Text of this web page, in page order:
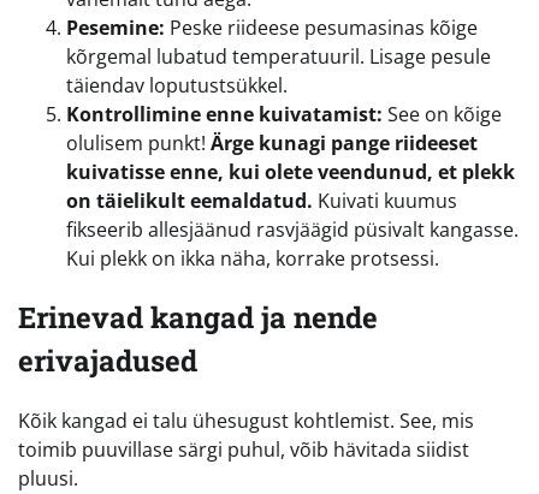
Pesemine: Peske riideese pesumasinas kõige
kõrgemal lubatud temperatuuril. Lisage pesule
täiendav loputustsükkel.
Kontrollimine enne kuivatamist: See on kõige
olulisem punkt! Ärge kunagi pange riideeset
kuivatisse enne, kui olete veendunud, et plekk
on täielikult eemaldatud. Kuivati kuumus
fikseerib allesjäänud rasvjäägid püsivalt kangasse.
Kui plekk on ikka näha, korrake protsessi.
Erinevad kangad ja nende
erivajadused
Kõik kangad ei talu ühesugust kohtlemist. See, mis
toimib puuvillase särgi puhul, võib hävitada siidist
pluusi.